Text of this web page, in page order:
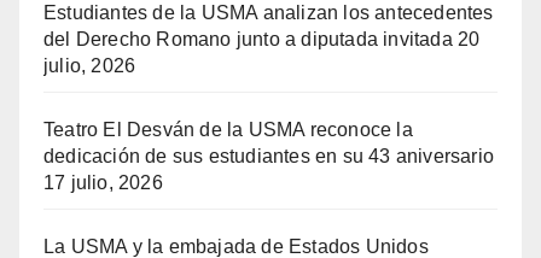
Estudiantes de la USMA analizan los antecedentes
del Derecho Romano junto a diputada invitada 20
julio, 2026
Teatro El Desván de la USMA reconoce la
dedicación de sus estudiantes en su 43 aniversario
17 julio, 2026
La USMA y la embajada de Estados Unidos